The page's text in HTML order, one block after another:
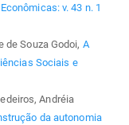
v. 43 n. 1
de Souza Godoi, A
Sociais e
Andréia
da autonomia